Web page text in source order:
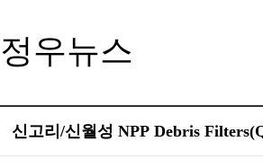
정우뉴스
신고리/신월성 NPP Debris